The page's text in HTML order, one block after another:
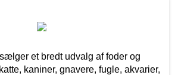
et bredt udvalg af foder og
kaniner, gnavere, fugle, akvarier,